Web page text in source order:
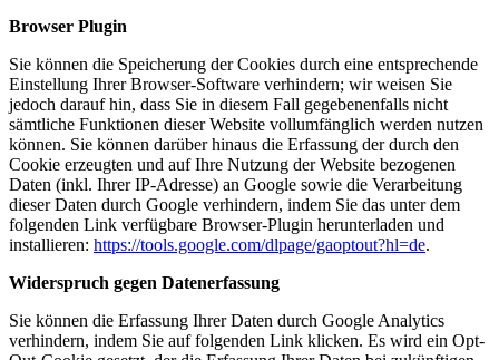
Browser Plugin
Sie können die Speicherung der Cookies durch eine entsprechende
Einstellung Ihrer Browser-Software verhindern; wir weisen Sie
jedoch darauf hin, dass Sie in diesem Fall gegebenenfalls nicht
sämtliche Funktionen dieser Website vollumfänglich werden nutzen
können. Sie können darüber hinaus die Erfassung der durch den
Cookie erzeugten und auf Ihre Nutzung der Website bezogenen
Daten (inkl. Ihrer IP-Adresse) an Google sowie die Verarbeitung
dieser Daten durch Google verhindern, indem Sie das unter dem
folgenden Link verfügbare Browser-Plugin herunterladen und
installieren: https://tools.google.com/dlpage/gaoptout?hl=de.
Widerspruch gegen Datenerfassung
Sie können die Erfassung Ihrer Daten durch Google Analytics
verhindern, indem Sie auf folgenden Link klicken. Es wird ein Opt-